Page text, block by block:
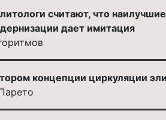
считают, что
дает имитация
концепции циркуляции